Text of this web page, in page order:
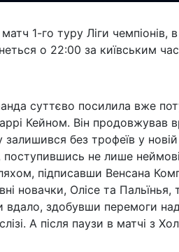
1-го туру Ліги чемпіонів,
о 22:00 за київським
суттєво посилила вже
Кейном. Він продовжував
без трофеїв у
поступившись не лише
підписавши Венсана
новачки, Олісе та
вдало, здобувши перемоги
А після паузи в матчі з